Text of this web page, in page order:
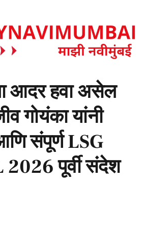
आदर हवा असेल
गोयंका यांनी
संपूर्ण LSG
2026 पूर्वी संदेश